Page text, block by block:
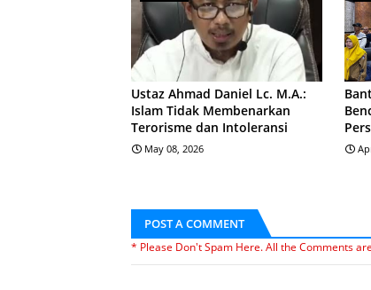
Ustaz Ahmad Daniel Lc. M.A.:
Islam Tidak Membenarkan
Terorisme dan Intoleransi
May 08, 2026
POST A COMMENT
* Please Don't Spam Here. All the Comments